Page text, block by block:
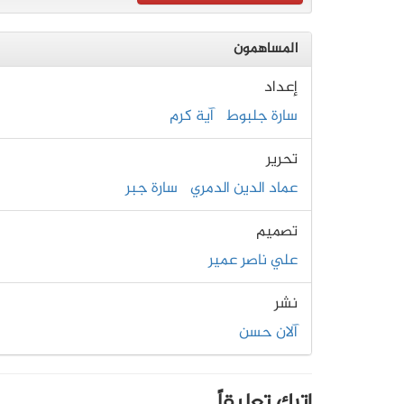
المساهمون
إعداد
سارة جلبوط آية كرم
تحرير
عماد الدين الدمري سارة جبر
تصميم
علي ناصر عمير
نشر
آلان حسن